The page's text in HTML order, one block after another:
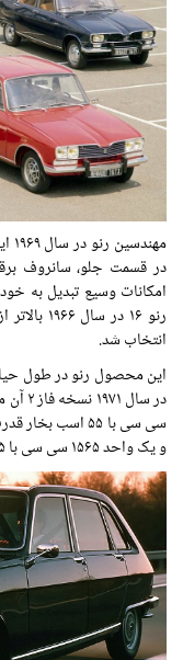
امکانات وسیع تبدیل به
رنو ۱۶
انتخاب شد.
و یک واحد ۱۵۶۵ سی سی با ۸۵ اسب بخار قدرت بر روی خودرو نصب شد.